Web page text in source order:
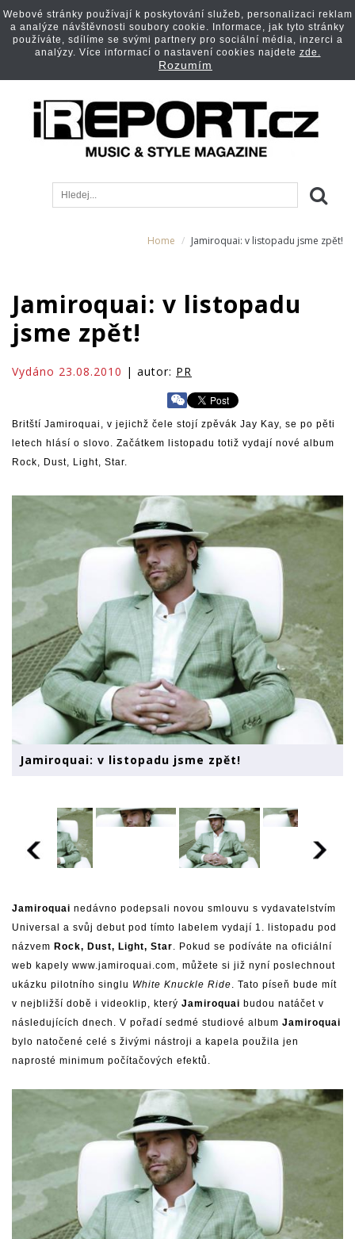
Home Jamiroquai: v listopadu jsme zpět!
Jamiroquai: v listopadu
jsme zpět!
Vydáno 23.08.2010 | autor: PR
Britští Jamiroquai, v jejichž čele stojí zpěvák Jay Kay, se po pěti
letech hlásí o slovo. Začátkem listopadu totiž vydají nové album
Rock, Dust, Light, Star.
Jamiroquai: v listopadu jsme zpět!
Jamiroquai nedávno podepsali novou smlouvu s vydavatelstvím
Universal a svůj debut pod tímto labelem vydají 1. listopadu pod
názvem Rock, Dust, Light, Star . Pokud se podíváte na oficiální
web kapely www.jamiroquai.com , můžete si již nyní poslechnout
ukázku pilotního singlu White Knuckle Ride . Tato píseň bude mít
v nejbližší době i videoklip, který Jamiroquai budou natáčet v
následujících dnech. V pořadí sedmé studiové album Jamiroquai
bylo natočené celé s živými nástroji a kapela použila jen
naprosté minimum počítačových efektů.
Webové stránky používají k poskytování služeb, personalizaci reklam
a analýze návštěvnosti soubory cookie. Informace, jak tyto stránky
používáte, sdílíme se svými partnery pro sociální média, inzerci a
analýzy. Více informací o nastavení cookies najdete zde.
Rozumím